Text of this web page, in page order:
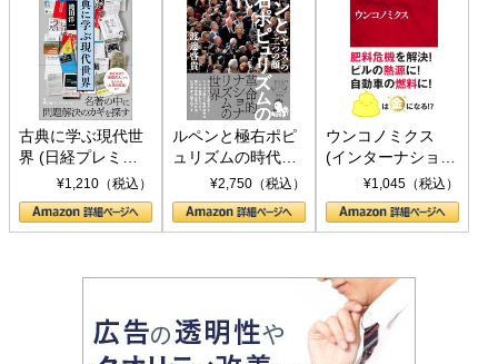
古典に学ぶ現代世
界 (日経プレミア
シリーズ)¥1,210（税込）
ルペンと極右ポピ
ュリズムの時代：
〈ヤヌス〉の二つ
の顔
¥2,750（税込）
ウンコノミクス
(インターナショナ
ル新書)¥1,045（税込）